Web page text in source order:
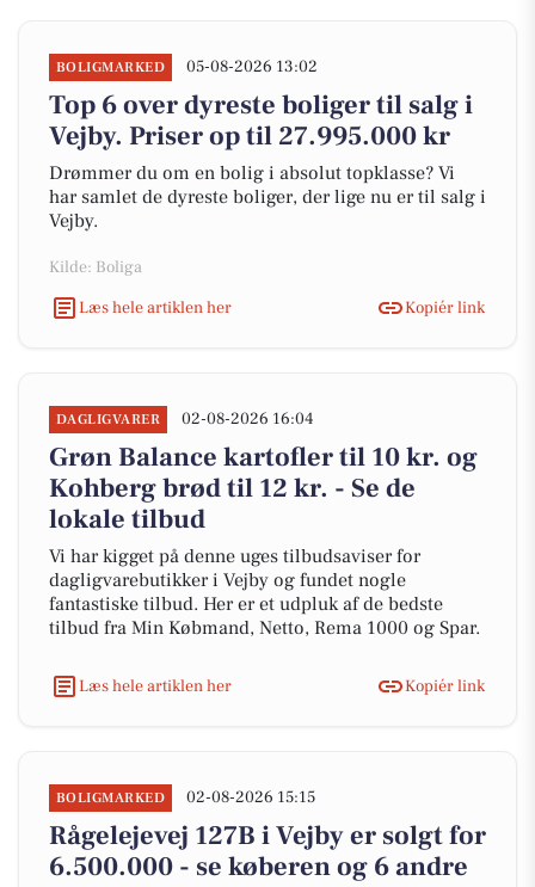
BOLIGMARKED 05-08-2026 13:02
Top 6 over dyreste boliger til salg i
Vejby. Priser op til 27.995.000 kr
Drømmer du om en bolig i absolut topklasse? Vi
har samlet de dyreste boliger, der lige nu er til salg i
Vejby.
Kilde: Boliga
Læs hele artiklen her
Kopiér link
DAGLIGVARER 02-08-2026 16:04
Grøn Balance kartofler til 10 kr. og
Kohberg brød til 12 kr. - Se de
lokale tilbud
Vi har kigget på denne uges tilbudsaviser for
dagligvarebutikker i Vejby og fundet nogle
fantastiske tilbud. Her er et udpluk af de bedste
tilbud fra Min Købmand, Netto, Rema 1000 og Spar.
Læs hele artiklen her Kopiér link
BOLIGMARKED 02-08-2026 15:15
Rågelejevej 127B i Vejby er solgt for
6.500.000 - se køberen og 6 andre